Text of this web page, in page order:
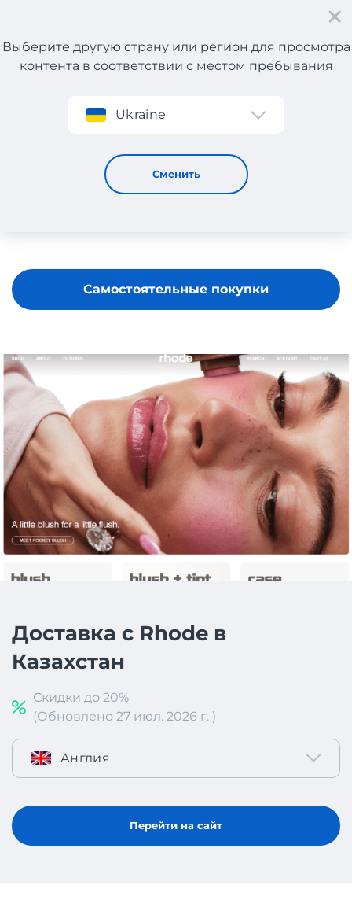
Регистрация
Выберите другую страну или регион для просмотра
контента в соответствии с местом пребывания
Ukraine
Сменить
Rhode
Самостоятельные покупки
Доставка с Rhode в
Казахстан
Скидки до 20%
(Обновлено 27 июл. 2026 г. )
Англия
Перейти на сайт